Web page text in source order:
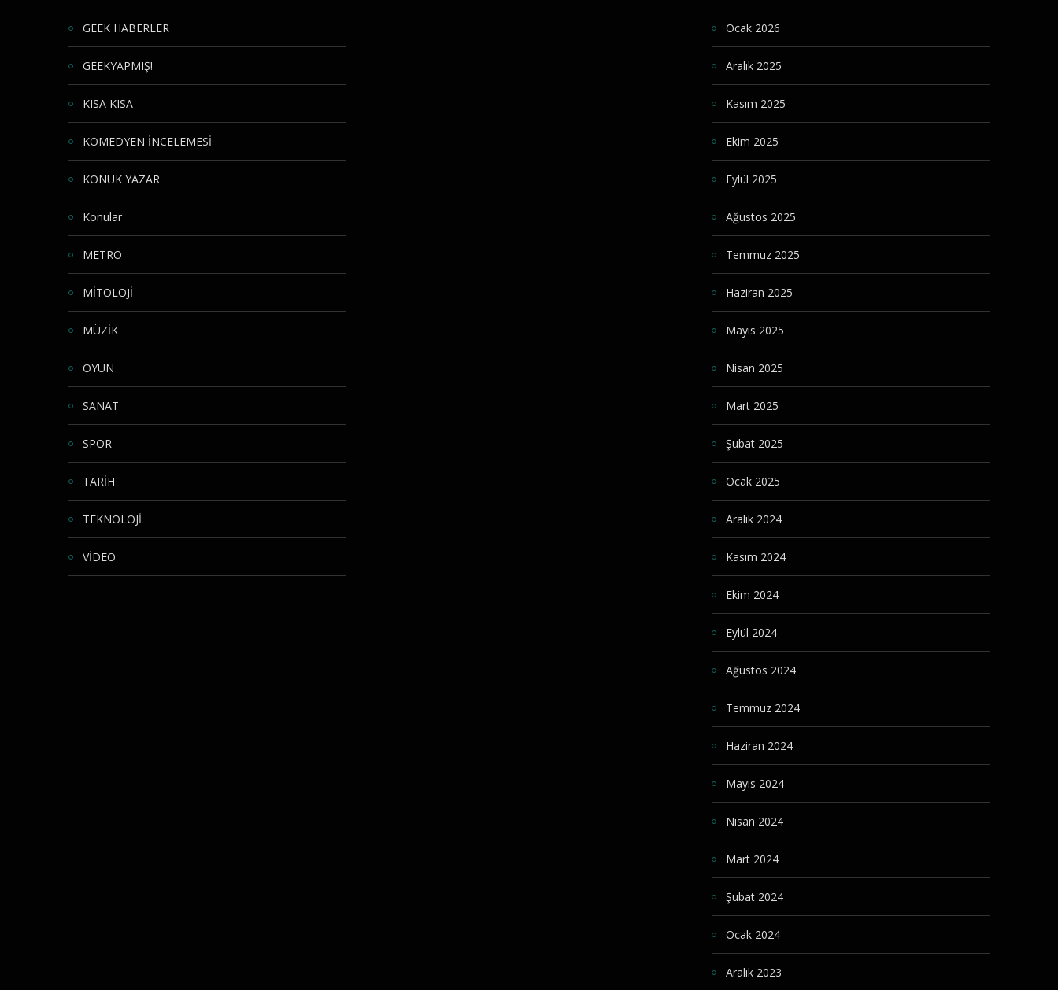
GEEK HABERLER
GEEKYAPMIŞ!
KISA KISA
KOMEDYEN İNCELEMESİ
KONUK YAZAR
Konular
METRO
MİTOLOJİ
MÜZİK
OYUN
SANAT
SPOR
TARİH
TEKNOLOJİ
VİDEO
Ocak 2026
Aralık 2025
Kasım 2025
Ekim 2025
Eylül 2025
Ağustos 2025
Temmuz 2025
Haziran 2025
Mayıs 2025
Nisan 2025
Mart 2025
Şubat 2025
Ocak 2025
Aralık 2024
Kasım 2024
Ekim 2024
Eylül 2024
Ağustos 2024
Temmuz 2024
Haziran 2024
Mayıs 2024
Nisan 2024
Mart 2024
Şubat 2024
Ocak 2024
Aralık 2023